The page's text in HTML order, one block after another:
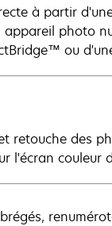
à partir
appareil photo
ou
retouche des
l'écran couleur